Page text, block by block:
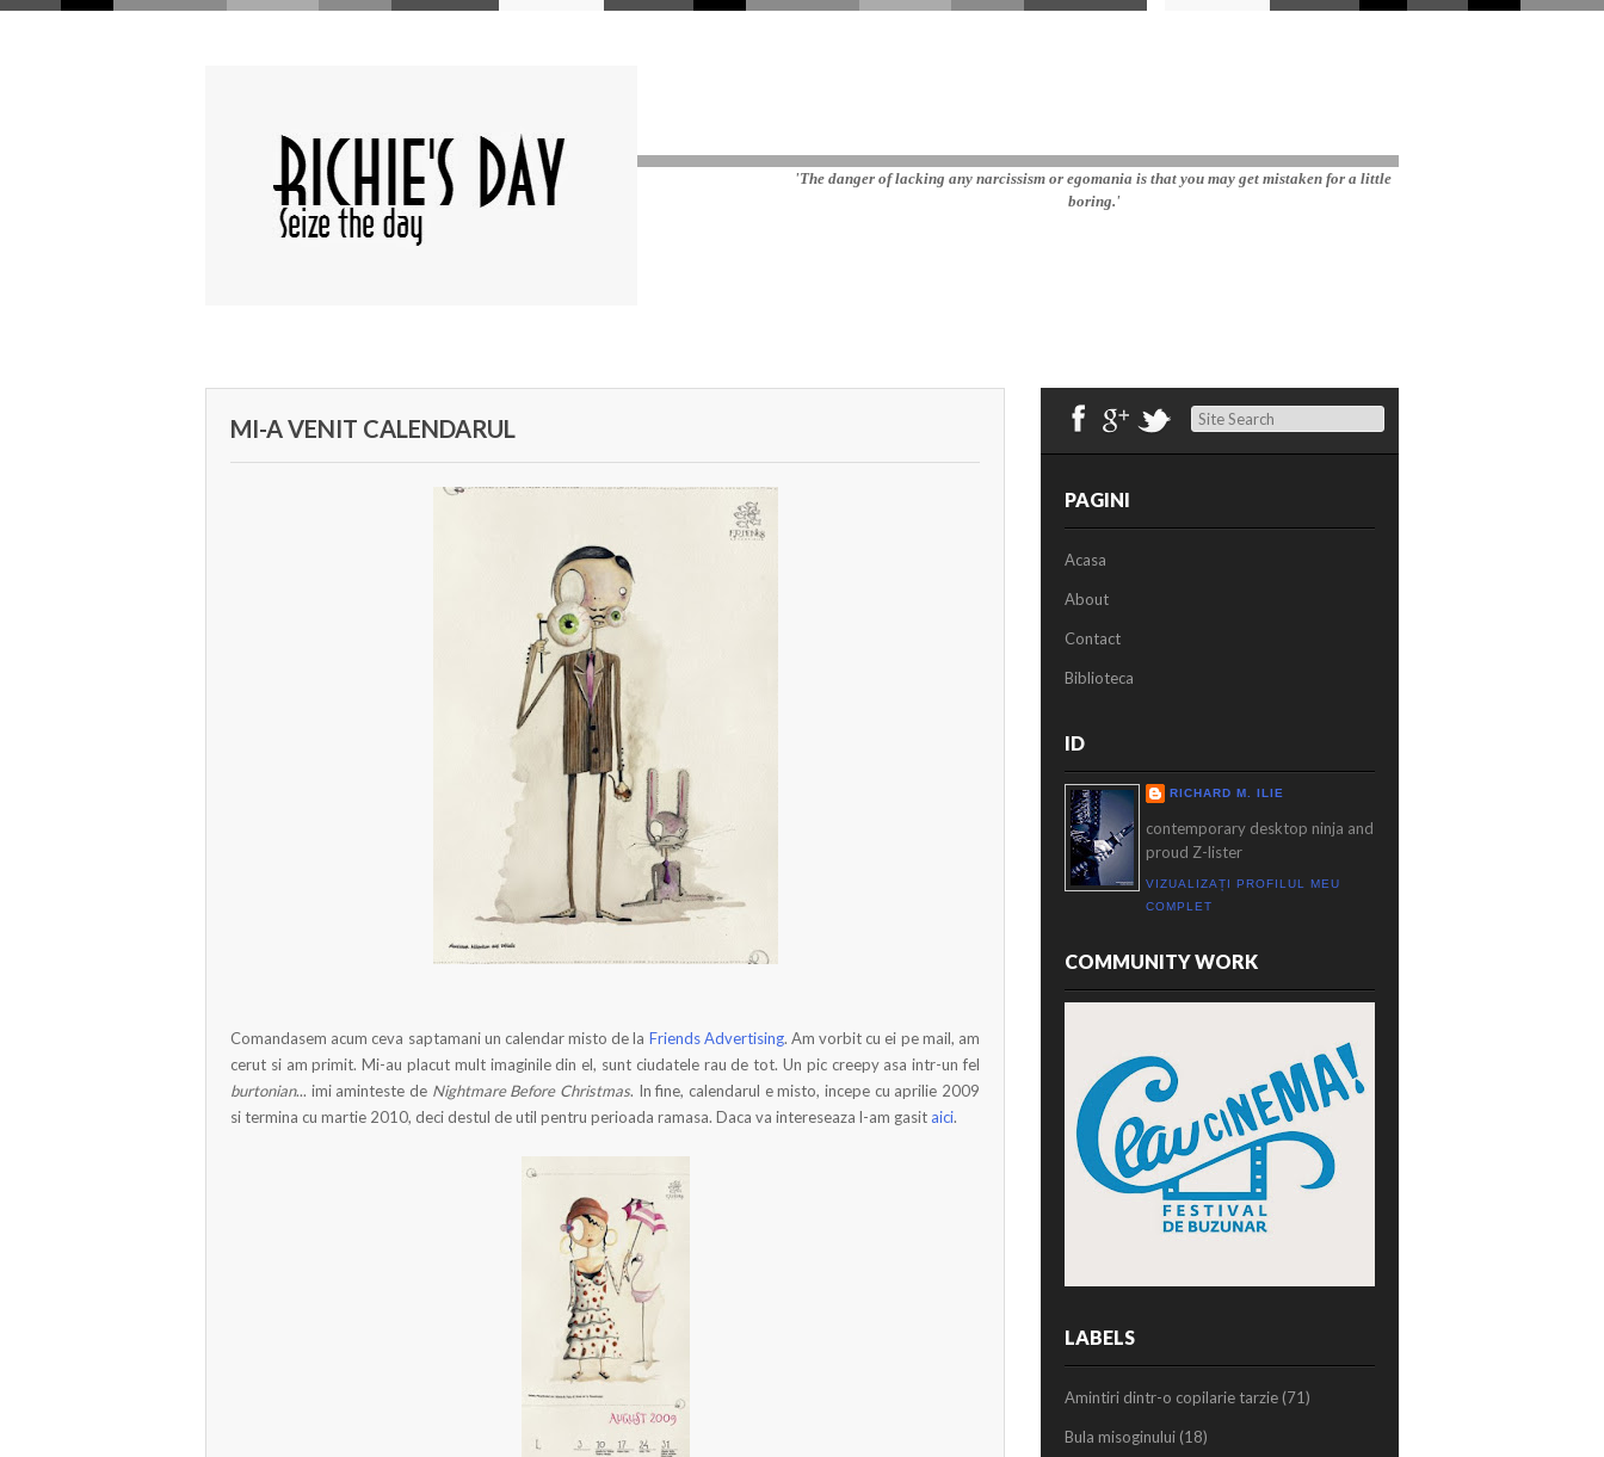
'The danger of lacking any narcissism or egomania is that you may get mistaken for a little
boring.'
MI-A VENIT CALENDARUL
Comandasem acum ceva saptamani un calendar misto de la Friends Advertising. Am vorbit cu ei pe mail, am
cerut si am primit. Mi-au placut mult imaginile din el, sunt ciudatele rau de tot. Un pic creepy asa intr-un fel
burtonian... imi aminteste de Nightmare Before Christmas. In fine, calendarul e misto, incepe cu aprilie 2009
si termina cu martie 2010, deci destul de util pentru perioada ramasa. Daca va intereseaza l-am gasit aici.
Search
PAGINI
Acasa
About
Contact
Biblioteca
ID
RICHARD M. ILIE
contemporary desktop ninja and
proud Z-lister
VIZUALIZAȚI PROFILUL MEU
COMPLET
COMMUNITY WORK
LABELS
Amintiri dintr-o copilarie tarzie (71)
Bula misoginului (18)